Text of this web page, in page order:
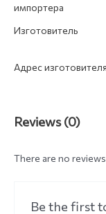
импортера
Изготовитель
Адрес изготовителя
Reviews (0)
There are no
Be the first